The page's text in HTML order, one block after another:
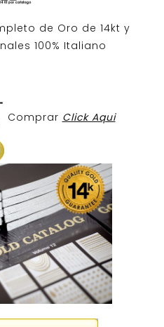
de Oro de 14kt y
100% Italiano
Comprar Click Aqui